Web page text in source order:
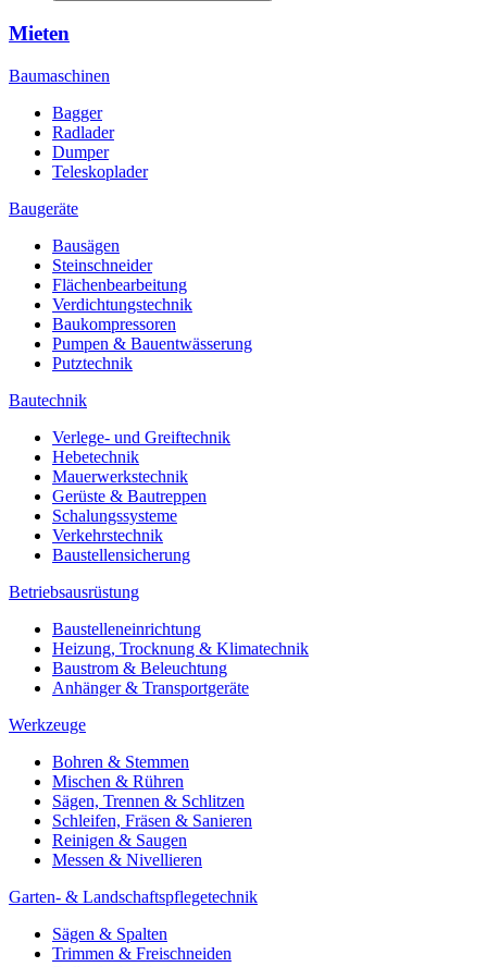
Mieten
Baumaschinen
Bagger
Radlader
Dumper
Teleskoplader
Baugeräte
Bausägen
Steinschneider
Flächenbearbeitung
Verdichtungstechnik
Baukompressoren
Pumpen & Bauentwässerung
Putztechnik
Bautechnik
Verlege- und Greiftechnik
Hebetechnik
Mauerwerkstechnik
Gerüste & Bautreppen
Schalungssysteme
Verkehrstechnik
Baustellensicherung
Betriebsausrüstung
Baustelleneinrichtung
Heizung, Trocknung & Klimatechnik
Baustrom & Beleuchtung
Anhänger & Transportgeräte
Werkzeuge
Bohren & Stemmen
Mischen & Rühren
Sägen, Trennen & Schlitzen
Schleifen, Fräsen & Sanieren
Reinigen & Saugen
Messen & Nivellieren
Garten- & Landschaftspflegetechnik
Sägen & Spalten
Trimmen & Freischneiden